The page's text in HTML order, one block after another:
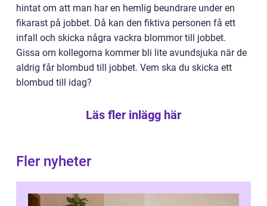
hintat om att man har en hemlig beundrare under en
fikarast på jobbet. Då kan den fiktiva personen få ett
infall och skicka några vackra blommor till jobbet.
Gissa om kollegorna kommer bli lite avundsjuka när de
aldrig får blombud till jobbet. Vem ska du skicka ett
blombud till idag?
Läs fler inlägg här
Fler nyheter